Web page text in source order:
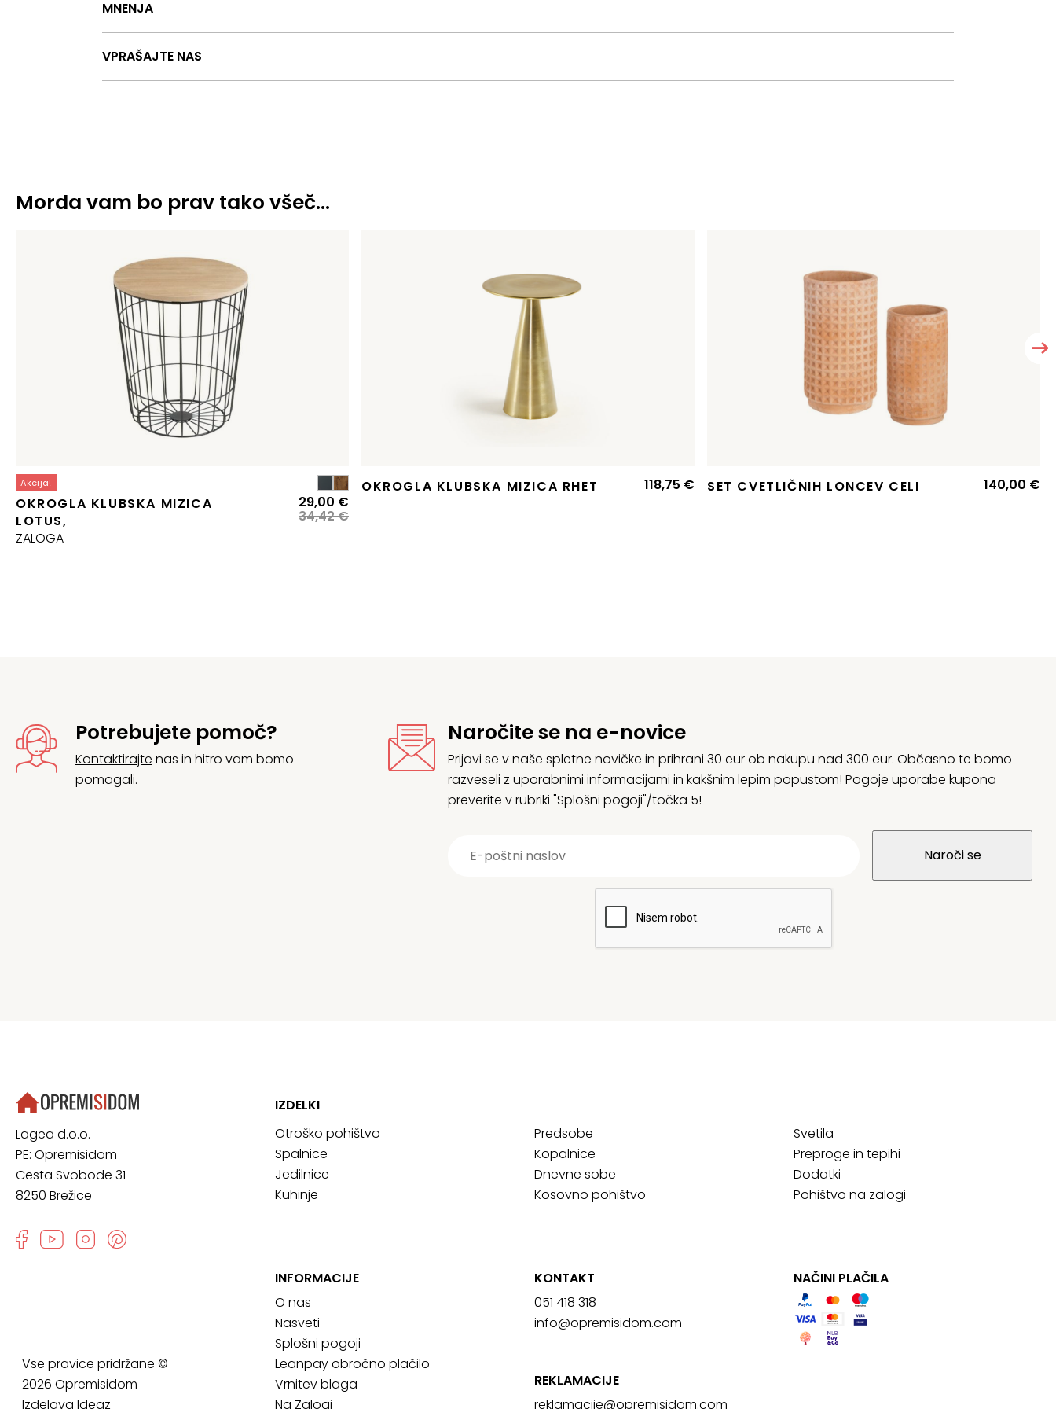
MNENJA
VPRAŠAJTE NAS
Morda vam bo prav tako všeč…
Akcija!
OKROGLA KLUBSKA MIZICA
LOTUS,
ZALOGA
34,42€
Izvirna
cena
29,00 €Trenutna
cena
OKROGLA KLUBSKA MIZICA RHET 118,75 € SET CVETLIČNIH LONCEV CELI 140,00 €
Potrebujete pomoč?
Kontaktirajte nas in hitro vam bomo
pomagali.
Naročite se na e-novice
Prijavi se v naše spletne novičke in prihrani 30 eur ob nakupu nad 300 eur. Občasno te bomo
razveseli z uporabnimi informacijami in kakšnim lepim popustom! Pogoje uporabe kupona
preverite v rubriki "Splošni pogoji"/točka 5!
Lagea d.o.o.
PE: Opremisidom
Cesta Svobode 31
8250 Brežice
Vse pravice pridržane ©
2026 Opremisidom
Izdelava Ideaz
IZDELKI
Otroško pohištvo
Spalnice
Jedilnice
Kuhinje
Predsobe
Kopalnice
Dnevne sobe
Kosovno pohištvo
Svetila
Preproge in tepihi
Dodatki
Pohištvo na zalogi
INFORMACIJE
O nas
Nasveti
Splošni pogoji
Leanpay obročno plačilo
Vrnitev blaga
Na Zalogi
KONTAKT
051 418 318
info@opremisidom.com
REKLAMACIJE
reklamacije@opremisidom.com
NAČINI PLAČILA